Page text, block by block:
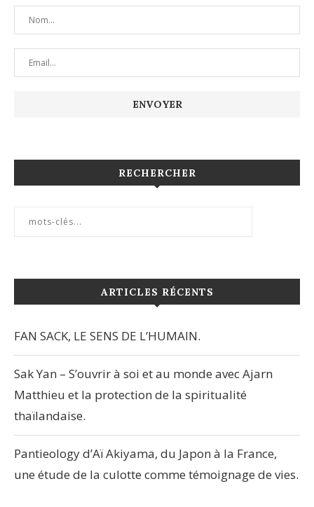
RECHERCHER
ARTICLES RÉCENTS
FAN SACK, LE SENS DE L’HUMAIN.
Sak Yan – S’ouvrir à soi et au monde avec Ajarn
Matthieu et la protection de la spiritualité
thaïlandaise.
Pantieology d’Aï Akiyama, du Japon à la France,
une étude de la culotte comme témoignage de vies.